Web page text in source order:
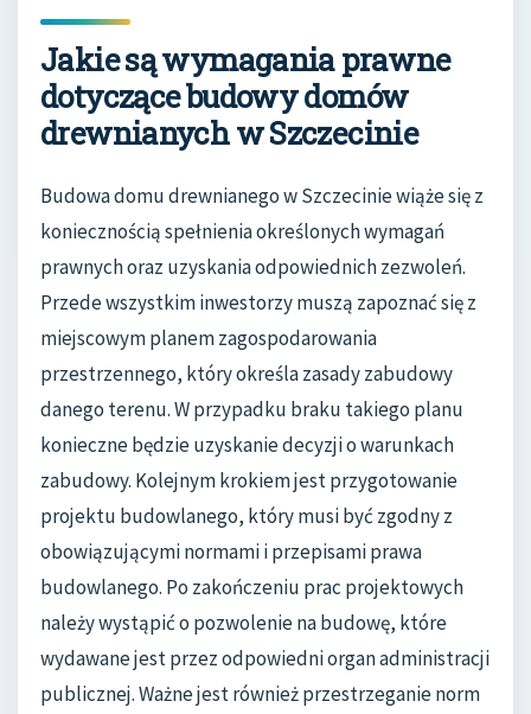
Jakie są wymagania prawne
dotyczące budowy domów
drewnianych w Szczecinie
Budowa domu drewnianego w Szczecinie wiąże się z
koniecznością spełnienia określonych wymagań
prawnych oraz uzyskania odpowiednich zezwoleń.
Przede wszystkim inwestorzy muszą zapoznać się z
miejscowym planem zagospodarowania
przestrzennego, który określa zasady zabudowy
danego terenu. W przypadku braku takiego planu
konieczne będzie uzyskanie decyzji o warunkach
zabudowy. Kolejnym krokiem jest przygotowanie
projektu budowlanego, który musi być zgodny z
obowiązującymi normami i przepisami prawa
budowlanego. Po zakończeniu prac projektowych
należy wystąpić o pozwolenie na budowę, które
wydawane jest przez odpowiedni organ administracji
publicznej. Ważne jest również przestrzeganie norm